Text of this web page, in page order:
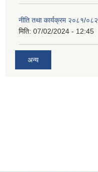
नीति तथा कार्यक्रम २०८१/०८२
मिति: 07/02/2024 - 12:45
अन्य